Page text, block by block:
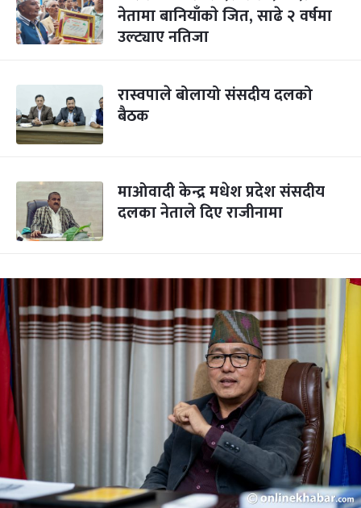
नेतामा बानियाँकाे जित, साढे २ वर्षमा
उल्ट्याए नतिजा
रास्वपाले बोलायो संसदीय दलको
बैठक
माओवादी केन्द्र मधेश प्रदेश संसदीय
दलका नेताले दिए राजीनामा